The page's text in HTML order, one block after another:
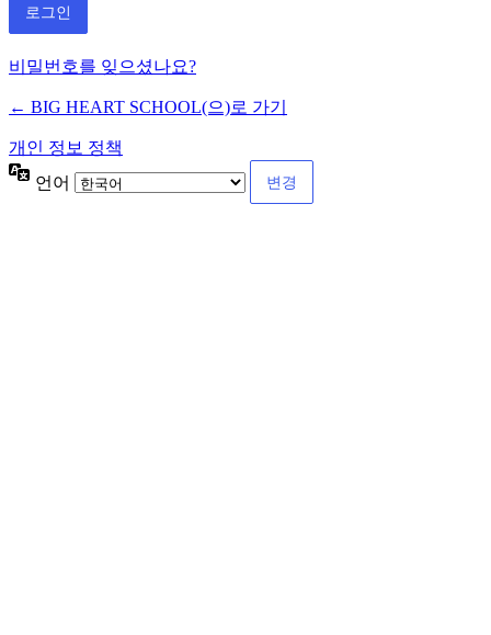
비밀번호를 잊으셨나요?
← BIG HEART SCHOOL(으)로 가기
개인 정보 정책
언어